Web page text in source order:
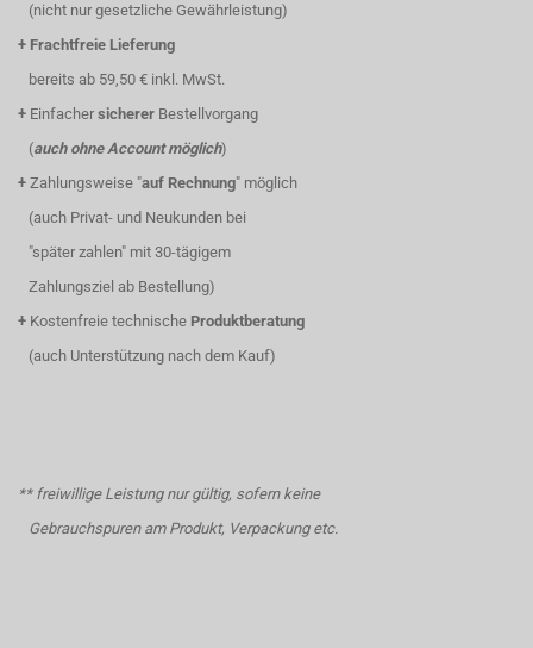
(nicht nur gesetzliche Gewährleistung)
+ Frachtfreie Lieferung
bereits ab 59,50 € inkl. MwSt.
+ Einfacher sicherer Bestellvorgang
(auch ohne Account möglich)
+ Zahlungsweise "auf Rechnung" möglich
(auch Privat- und Neukunden bei
"später zahlen" mit 30-tägigem
Zahlungsziel ab Bestellung)
+ Kostenfreie technische Produktberatung
(auch Unterstützung nach dem Kauf)
** freiwillige Leistung nur gültig, sofern keine
Gebrauchspuren am Produkt, Verpackung etc.